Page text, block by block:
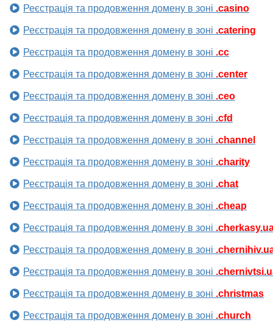
Реєстрація та продовження домену в зоні .casino
Реєстрація та продовження домену в зоні .catering
Реєстрація та продовження домену в зоні .cc
Реєстрація та продовження домену в зоні .center
Реєстрація та продовження домену в зоні .ceo
Реєстрація та продовження домену в зоні .cfd
Реєстрація та продовження домену в зоні .channel
Реєстрація та продовження домену в зоні .charity
Реєстрація та продовження домену в зоні .chat
Реєстрація та продовження домену в зоні .cheap
Реєстрація та продовження домену в зоні
Реєстрація та продовження домену в зоні
Реєстрація та продовження домену в зоні
Реєстрація та продовження домену в зоні .christmas
Реєстрація та продовження домену в зоні .church